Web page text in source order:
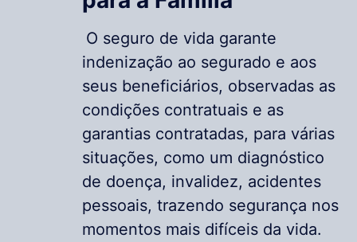
O seguro de vida garante
indenização ao segurado e aos
seus beneficiários, observadas as
condições contratuais e as
garantias contratadas, para várias
situações, como um diagnóstico
de doença, invalidez, acidentes
pessoais, trazendo segurança nos
momentos mais difíceis da vida.